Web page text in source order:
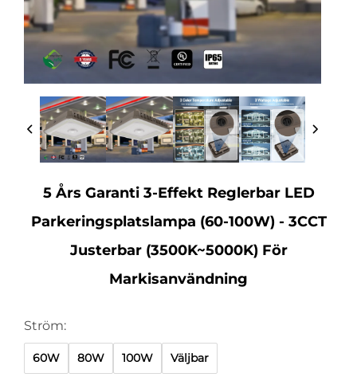
5 Års Garanti 3-Effekt Reglerbar LED
Parkeringsplatslampa (60-100W) - 3CCT
Justerbar (3500K~5000K) För
Markisanvändning
Ström:
60W 80W 100W Väljbar